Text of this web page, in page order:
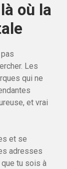
où la
Les
qui ne
et vrai
et se
adresses
que tu sois à